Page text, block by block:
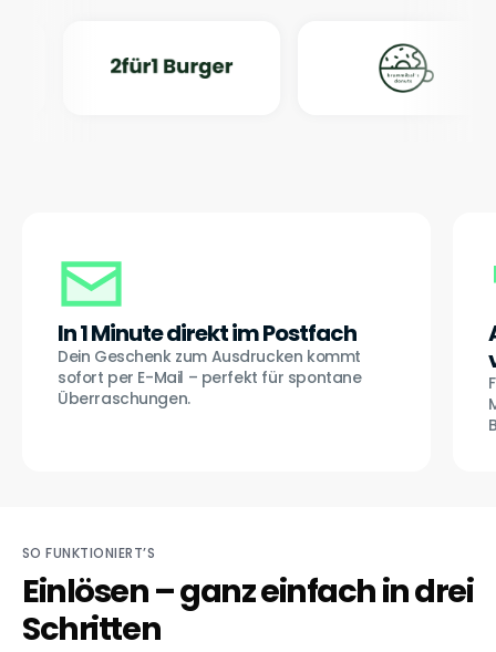
In 1 Minute direkt im Postfach
Dein Geschenk zum Ausdrucken kommt
sofort per E-Mail – perfekt für spontane
Überraschungen.
SO FUNKTIONIERT’S
Einlösen – ganz einfach in drei
Schritten